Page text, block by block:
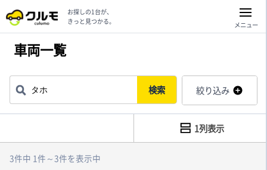
お探しの1台が、
きっと見つかる。
メニュー
車両一覧
検索 絞り込み
3件中 1件～3件を表示中
1列表示